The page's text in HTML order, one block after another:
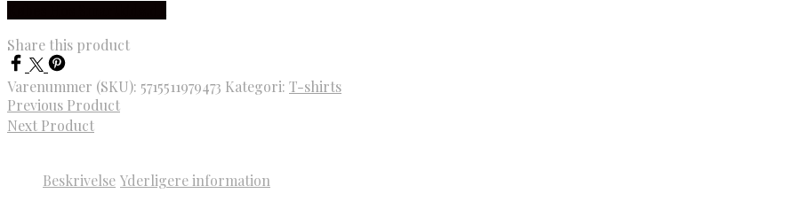
Share this product
Varenummer (SKU): 5715511979473 Kategori: T-shirts
Previous Product
Next Product
Beskrivelse Yderligere information